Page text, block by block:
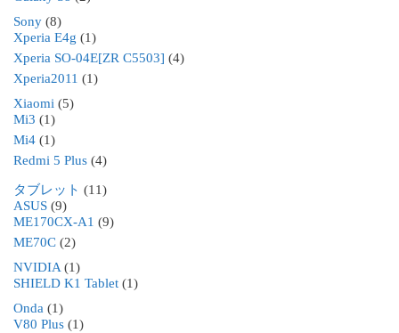
Sony (8)
Xperia E4g (1)
Xperia SO-04E[ZR C5503] (4)
Xperia2011 (1)
Xiaomi (5)
Mi3 (1)
Mi4 (1)
Redmi 5 Plus (4)
タブレット (11)
ASUS (9)
ME170CX-A1 (9)
ME70C (2)
NVIDIA(1)
SHIELD K1 Tablet (1)
Onda (1)
V80 Plus (1)